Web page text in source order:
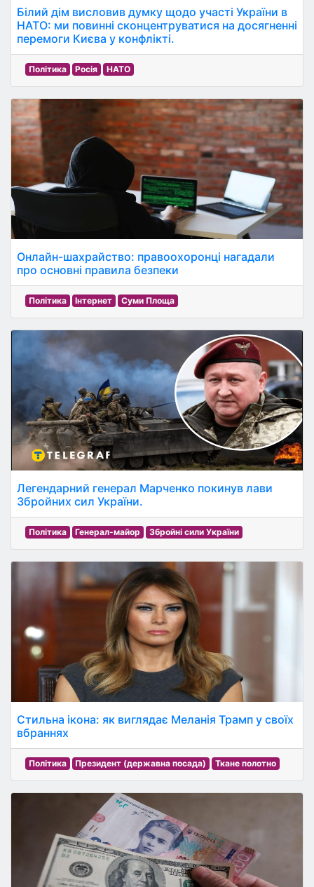
Білий дім висловив думку щодо участі України в
НАТО: ми повинні сконцентруватися на досягненні
перемоги Києва у конфлікті.
Політика Росія НАТО
Онлайн-шахрайство: правоохоронці нагадали
про основні правила безпеки
Політика Інтернет Суми Площа
Легендарний генерал Марченко покинув лави
Збройних сил України.
Політика Генерал-майор Збройні сили України
Стильна ікона: як виглядає Меланія Трамп у своїх
вбраннях
Політика Президент (державна посада) Ткане полотно